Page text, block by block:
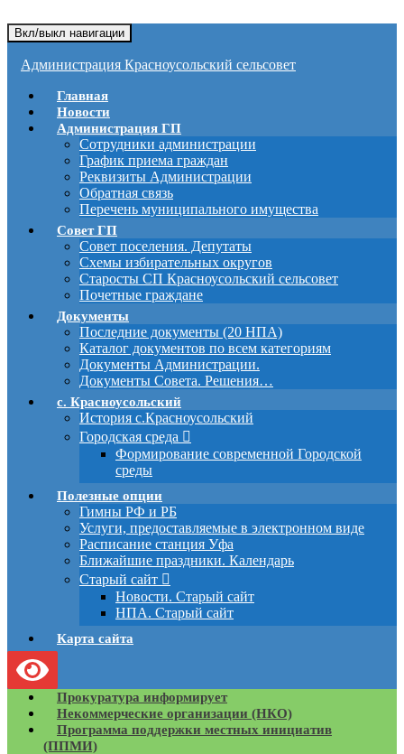
Вкл/выкл навигации
Администрация Красноусольский сельсовет
Главная
Новости
Администрация ГП
Сотрудники администрации
График приема граждан
Реквизиты Администрации
Обратная связь
Перечень муниципального имущества
Совет ГП
Совет поселения. Депутаты
Схемы избирательных округов
Старосты СП Красноусольский сельсовет
Почетные граждане
Документы
Последние документы (20 НПА)
Каталог документов по всем категориям
Документы Администрации.
Документы Совета. Решения…
с. Красноусольский
История с.Красноусольский
Городская среда
Формирование современной Городской
среды
Полезные опции
Гимны РФ и РБ
Услуги, предоставляемые в электронном виде
Расписание станция Уфа
Ближайшие праздники. Календарь
Старый сайт
Новости. Старый сайт
НПА. Старый сайт
Карта сайта
Прокуратура информирует
Некоммерческие организации (НКО)
Программа поддержки местных инициатив
(ППМИ)